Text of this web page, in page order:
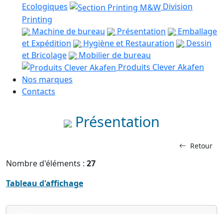
Ecologiques
Division
Printing
Machine de bureau
Présentation
Emballage
et Expédition
Hygiène et Restauration
Dessin
et Bricolage
Mobilier de bureau
Produits Clever Akafen
Nos marques
Contacts
Présentation
Retour
Nombre d'éléments : 27
Tableau d'affichage